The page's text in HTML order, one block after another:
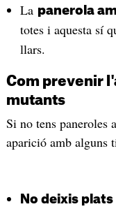
La panerola
totes i aquesta sí
llars.
Com prevenir
mutants
Si no tens paneroles
aparició amb alguns
No deixis